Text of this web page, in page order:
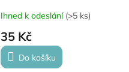
Ihned k odeslání (>5 ks)
35 Kč
Do košíku